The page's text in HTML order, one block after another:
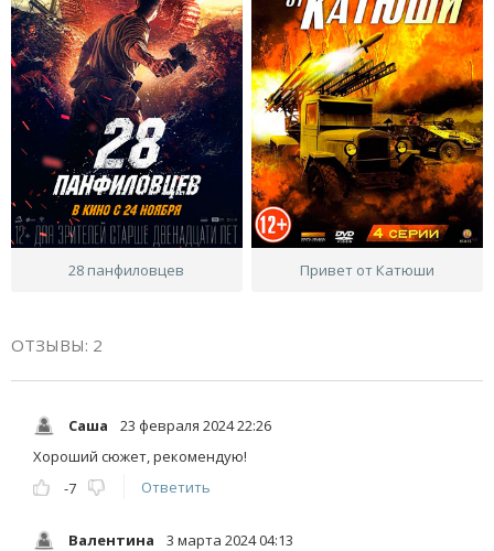
28 панфиловцев Привет от Катюши
ОТЗЫВЫ: 2
Саша
23 февраля 2024 22:26
Хороший сюжет, рекомендую!
-7
Ответить
Валентина
3 марта 2024 04:13